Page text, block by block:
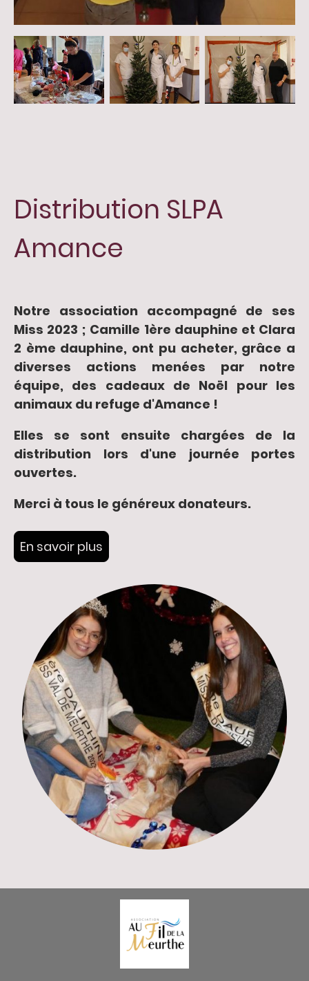
Distribution SLPA
Amance
Notre association accompagné de ses
Miss 2023 ; Camille 1ère dauphine et Clara
2 ème dauphine, ont pu acheter, grâce a
diverses actions menées par notre
équipe, des cadeaux de Noël pour les
animaux du refuge d'Amance !
Elles se sont ensuite chargées de la
distribution lors d'une journée portes
ouvertes.
Merci à tous le généreux donateurs.
En savoir plus